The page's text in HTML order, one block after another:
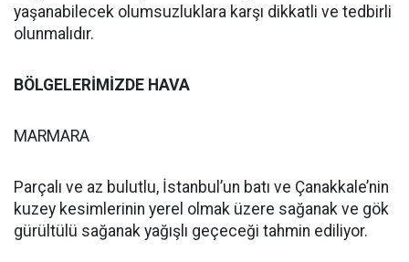
yaşanabilecek olumsuzluklara karşı dikkatli ve tedbirli
olunmalıdır.
BÖLGELERİMİZDE HAVA
MARMARA
Parçalı ve az bulutlu, İstanbul’un batı ve Çanakkale’nin
kuzey kesimlerinin yerel olmak üzere sağanak ve gök
gürültülü sağanak yağışlı geçeceği tahmin ediliyor.